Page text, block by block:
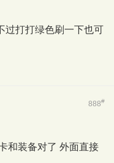
过打打绿色刷一下也可
888#
和装备对了 外面直接